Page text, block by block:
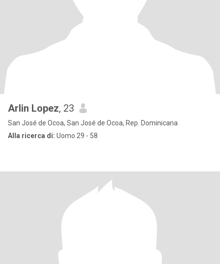
Arlin Lopez, 23
San José de Ocoa, San José de Ocoa, Rep. Dominicana
Alla ricerca di: Uomo 29 - 58